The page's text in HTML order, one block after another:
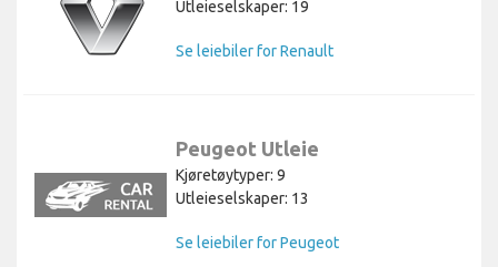
Utleieselskaper: 19
Se leiebiler for Renault
Peugeot Utleie
Kjøretøytyper: 9
Utleieselskaper: 13
Se leiebiler for Peugeot